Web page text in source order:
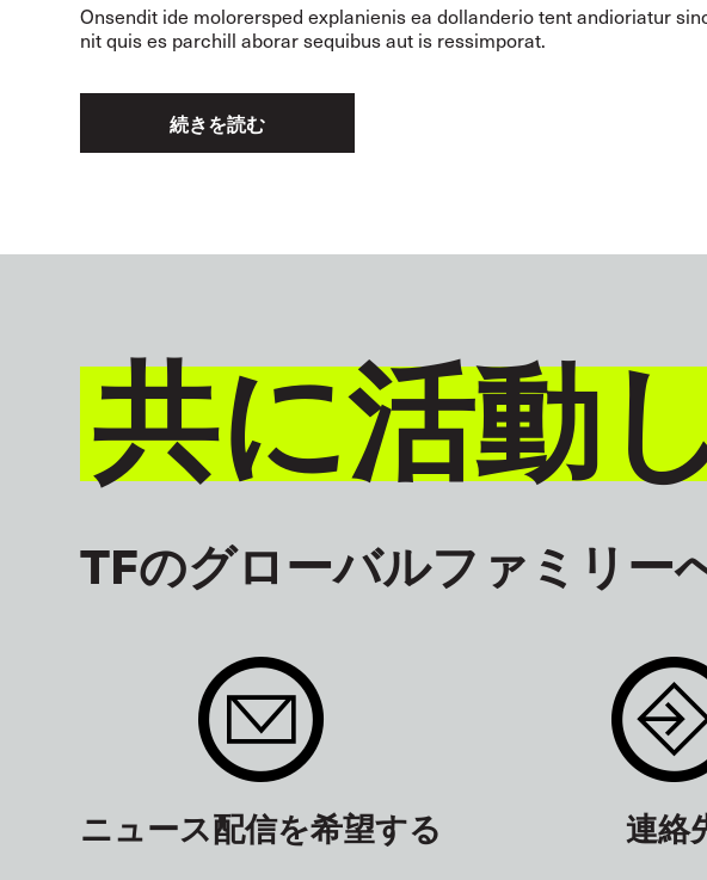
Onsendit ide molorersped explanienis ea dollanderio tent andioriatur
nit quis es parchill aborar sequibus aut is ressimporat.
続きを読む
共に活動
TFのグローバルファミリー
ニュース配信を希望する 連絡